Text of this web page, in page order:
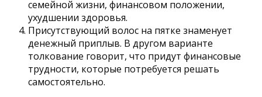
семейной жизни, финансовом положении,
ухудшении здоровья.
Присутствующий волос на пятке знаменует
денежный приплыв. В другом варианте
толкование говорит, что придут финансовые
трудности, которые потребуется решать
самостоятельно.